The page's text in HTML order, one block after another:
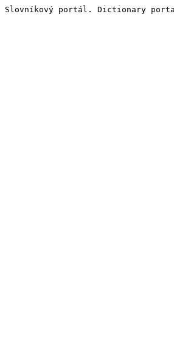
Slovníkový portál. Dictionary